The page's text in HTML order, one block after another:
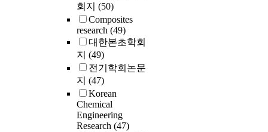
회지 (50)
Composites
research (49)
대한본초학회
지 (49)
전기학회논문
지 (47)
Korean
Chemical
Engineering
Research (47)